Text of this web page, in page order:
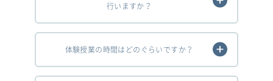
行いますか？
体験授業の時間はどのぐらいですか？